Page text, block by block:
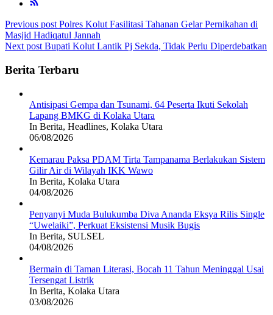
Post
navigation
Previous post Polres Kolut Fasilitasi Tahanan Gelar Pernikahan di
Masjid Hadiqatul Jannah
Next post Bupati Kolut Lantik Pj Sekda, Tidak Perlu Diperdebatkan
Berita Terbaru
Antisipasi Gempa dan Tsunami, 64 Peserta Ikuti Sekolah
Lapang BMKG di Kolaka Utara
In Berita, Headlines, Kolaka Utara
06/08/2026
Kemarau Paksa PDAM Tirta Tampanama Berlakukan Sistem
Gilir Air di Wilayah IKK Wawo
In Berita, Kolaka Utara
04/08/2026
Penyanyi Muda Bulukumba Diva Ananda Eksya Rilis Single
“Uwelaiki”, Perkuat Eksistensi Musik Bugis
In Berita, SULSEL
04/08/2026
Bermain di Taman Literasi, Bocah 11 Tahun Meninggal Usai
Tersengat Listrik
In Berita, Kolaka Utara
03/08/2026